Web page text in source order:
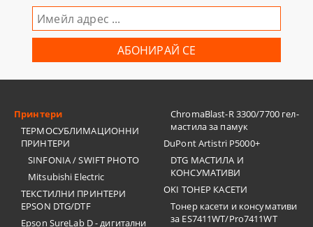
Принтери
ТЕРМОСУБЛИМАЦИОННИ
ПРИНТЕРИ
SINFONIA / SWIFT PHOTO
Mitsubishi Electric
ТЕКСТИЛНИ ПРИНТЕРИ
EPSON DTG/DTF
Epson SureLab D - дигитални
ChromaBlast-R 3300/7700 гел-
мастила за памук
DuPont Artistri P5000+
DTG МАСТИЛА И
КОНСУМАТИВИ
OKI ТОНЕР КАСЕТИ
Тонер касети и консумативи
за ES7411WT/Pro7411WT